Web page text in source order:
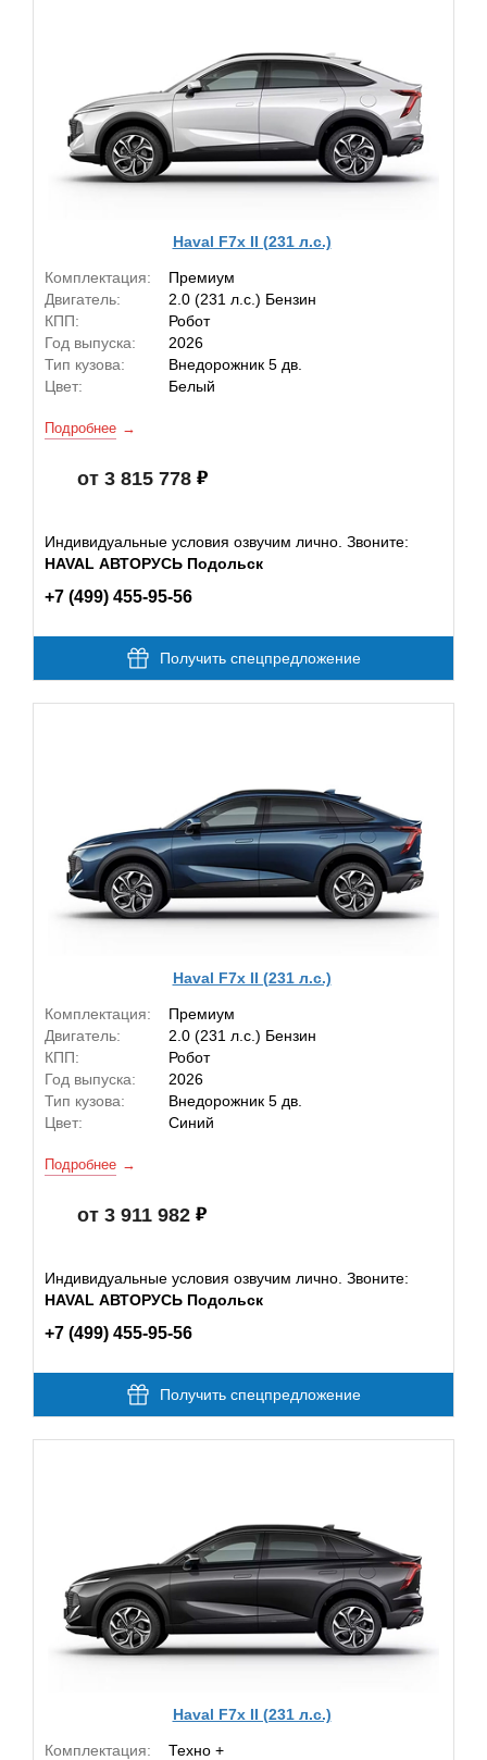
Haval F7x II (231 л.с.)
Комплектация:
Премиум
Двигатель:
2.0 (231 л.с.) Бензин
КПП:
Робот
Год выпуска:
2026
Тип кузова:
Внедорожник 5 дв.
Цвет:
Белый
Подробнее
от 3 815 778
Индивидуальные условия озвучим лично. Звоните:
HAVAL АВТОРУСЬ Подольск
+7 (499) 455-95-56
Получить спецпредложение
Haval F7x II (231 л.с.)
Комплектация:
Премиум
Двигатель:
2.0 (231 л.с.) Бензин
КПП:
Робот
Год выпуска:
2026
Тип кузова:
Внедорожник 5 дв.
Цвет:
Синий
Подробнее
от 3 911 982
Индивидуальные условия озвучим лично. Звоните:
HAVAL АВТОРУСЬ Подольск
+7 (499) 455-95-56
Получить спецпредложение
Haval F7x II (231 л.с.)
Комплектация:
Техно +